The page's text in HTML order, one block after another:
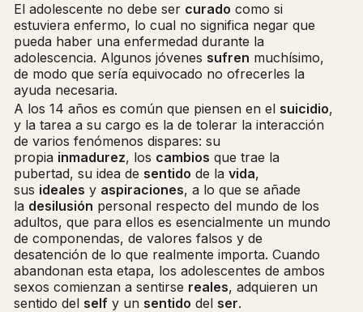
El adolescente no debe ser curado como si
estuviera enfermo, lo cual no significa negar que
pueda haber una enfermedad durante la
adolescencia. Algunos jóvenes sufren muchísimo,
de modo que sería equivocado no ofrecerles la
ayuda necesaria.
A los 14 años es común que piensen en el suicidio,
y la tarea a su cargo es la de tolerar la interacción
de varios fenómenos dispares: su
propia inmadurez, los cambios que trae la
pubertad, su idea de sentido de lavida,
sus ideales y aspiraciones, a lo que se añade
la desilusión personal respecto del mundo de los
adultos, que para ellos es esencialmente un mundo
de componendas, de valores falsos y de
desatención de lo que realmente importa. Cuando
abandonan esta etapa, los adolescentes de ambos
sexos comienzan a sentirse reales, adquieren un
sentido del self y un sentido del ser.